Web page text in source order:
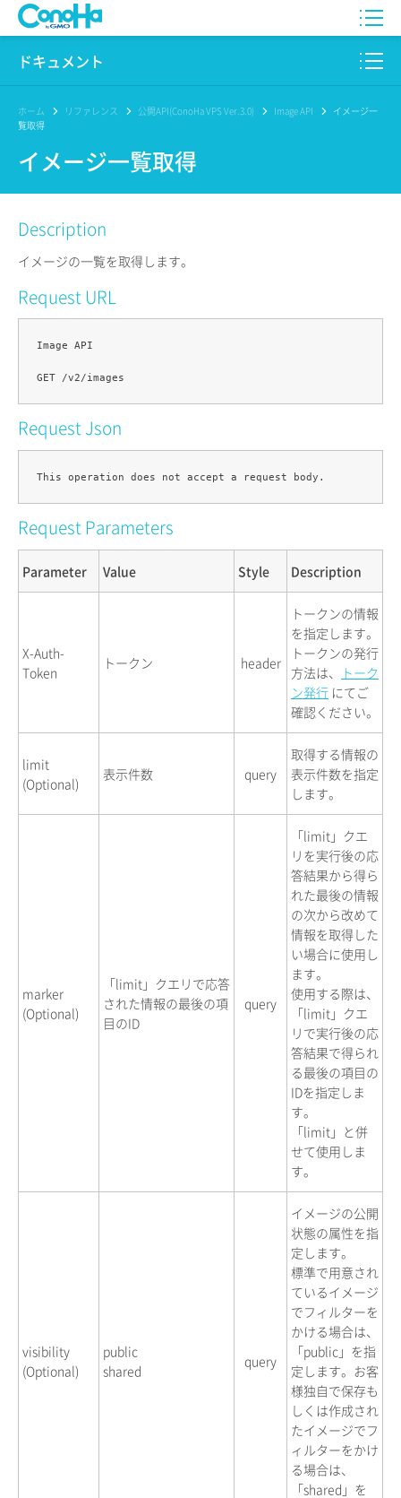
WING
Pencil
サービス一覧
サポート
ドキュメント
このサイトについて
プロダクト
リファレンス
リリースノート
ホーム リファレンス 公開API(ConoHa VPS Ver.3.0) Image API
イメージ一
覧取得
イメージ一覧取得
Description
イメージの一覧を取得します。
Request URL
Image API
Request Json
Request Parameters
Parameter Value Style Description
X-Auth-
Token
トークン header
トークンの情報
を指定します。
トークンの発行
方法は、
トーク
ン発行 にてご
確認ください。
limit
(Optional)
表示件数 query
取得する情報の
表示件数を指定
します。
marker
(Optional)
「limit」クエリで応答
された情報の最後の項
目のID
query
「limit」クエ
リを実行後の応
答結果から得ら
れた最後の情報
の次から改めて
情報を取得した
い場合に使用し
ます。
使用する際は、
「limit」クエ
リで実行後の応
答結果で得られ
る最後の項目の
IDを指定しま
す。
「limit」と併
せて使用しま
す。
visibility
(Optional)
public
shared
query
イメージの公開
状態の属性を指
定します。
標準で用意され
ているイメージ
でフィルターを
かける場合は、
「public」を指
定します。お客
様独自で保存も
しくは作成され
たイメージでフ
ィルターをかけ
る場合は、
「shared」を